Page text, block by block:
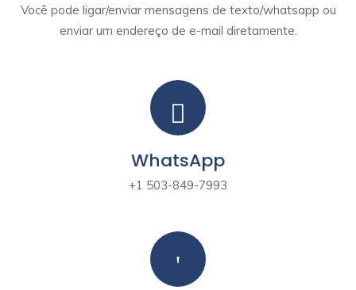
Você pode ligar/enviar mensagens de texto/whatsapp ou
enviar um endereço de e-mail diretamente.
WhatsApp
+1 503-849-7993